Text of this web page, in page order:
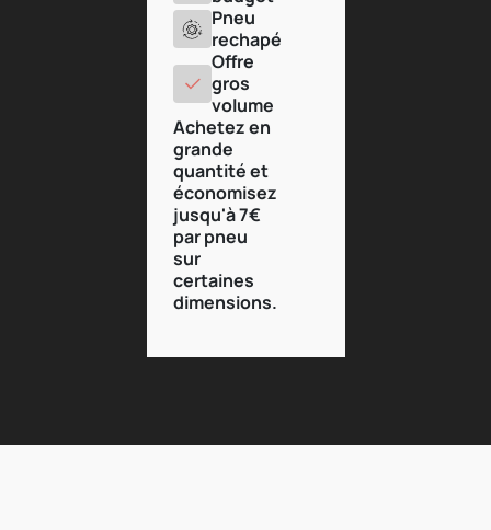
Pneu
rechapé
Offre
gros
volume
Achetez en
grande
quantité et
économisez
jusqu'à 7€
par pneu
sur
certaines
dimensions.